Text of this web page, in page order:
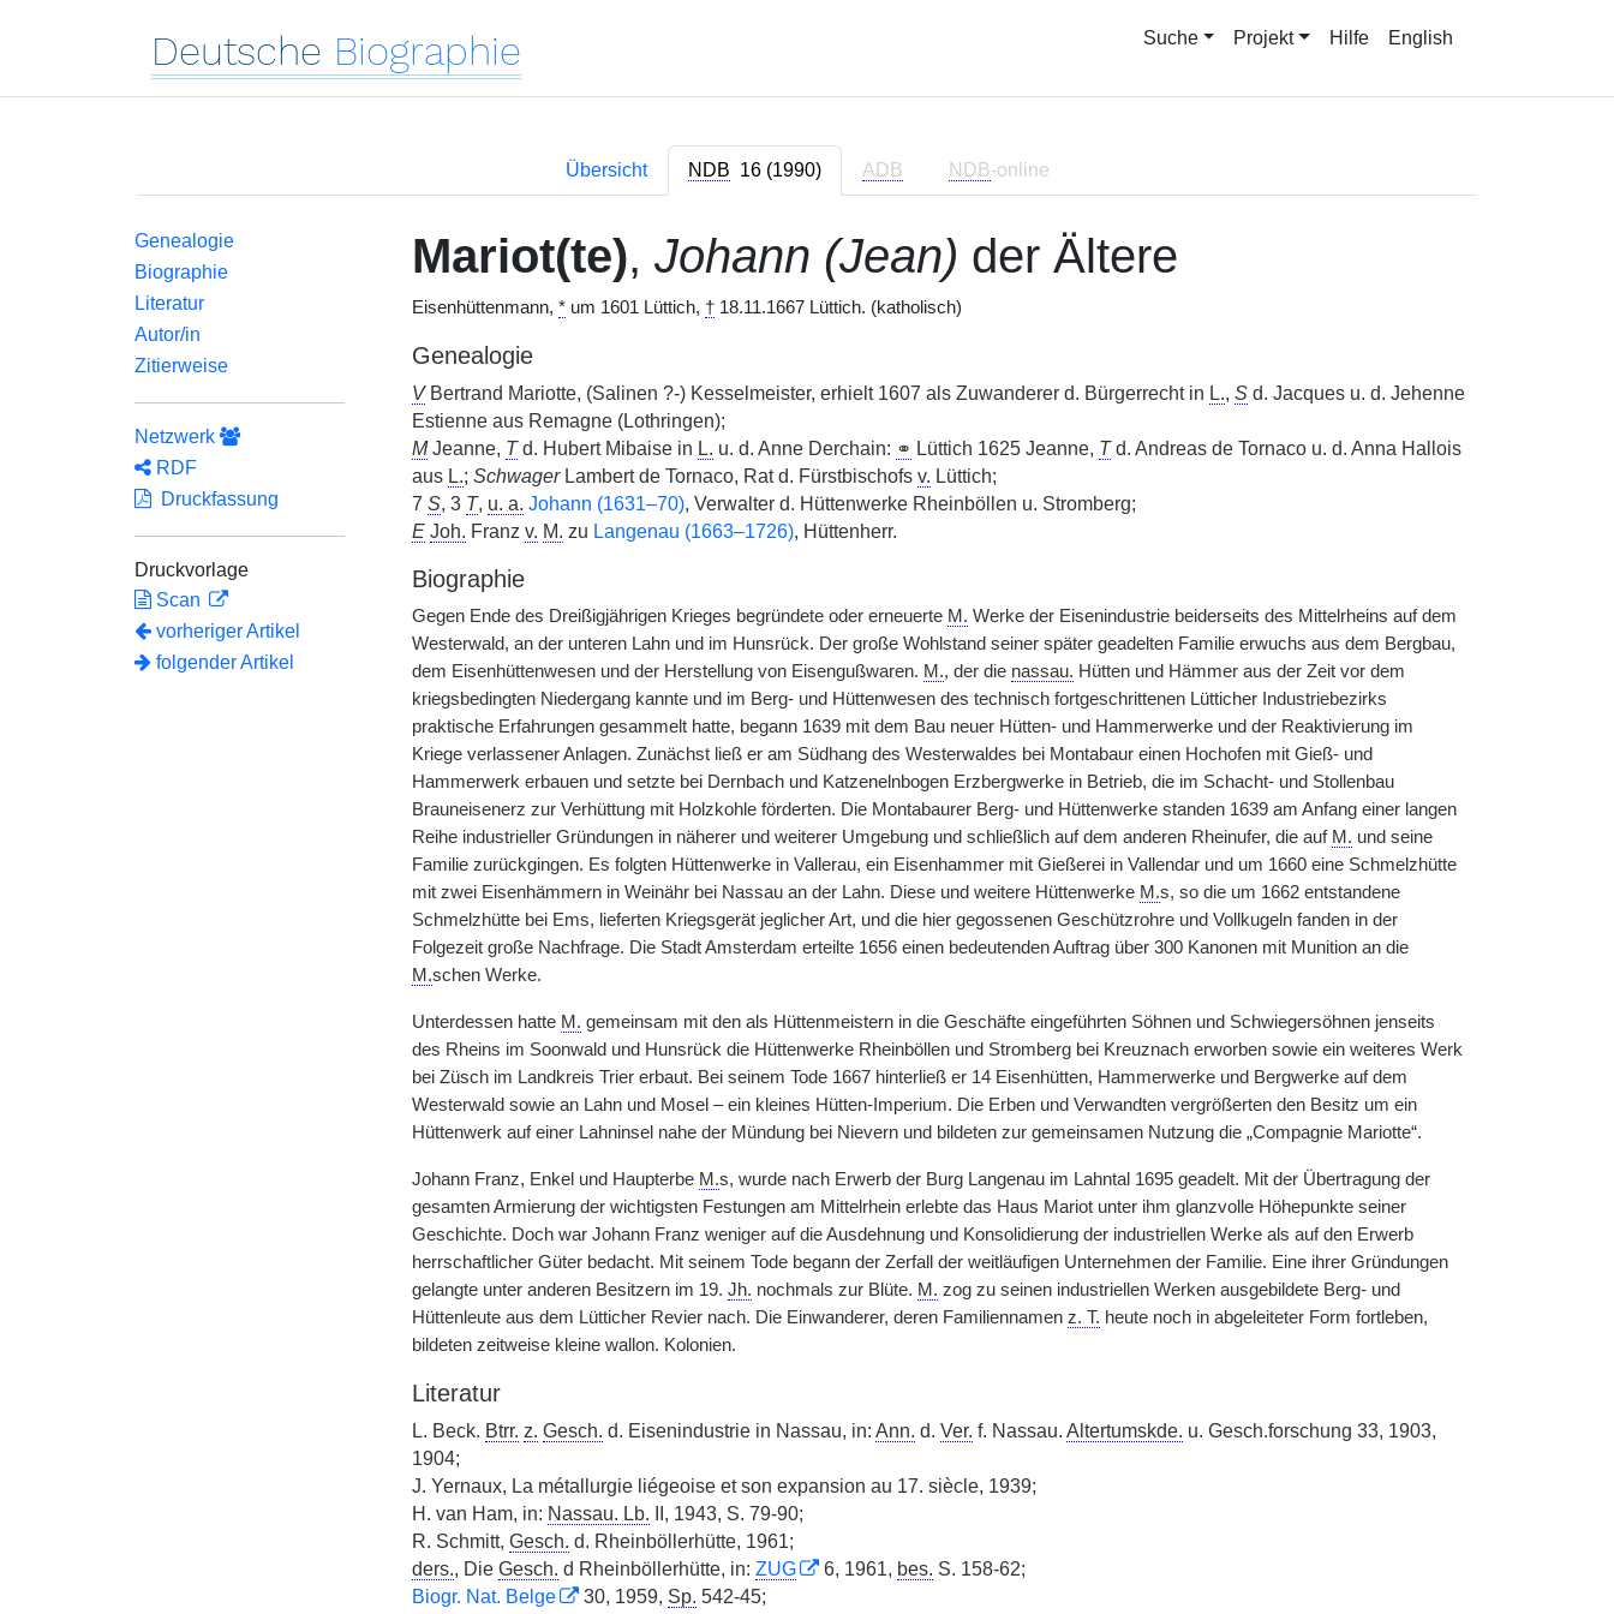
Deutsche Biographie Suche Projekt Hilfe English
Übersicht NDB 16 (1990) ADB NDB-online
Genealogie
Biographie
Literatur
Autor/in
Zitierweise
Netzwerk
RDF
Druckfassung
Druckvorlage
Scan
vorheriger Artikel
folgender Artikel
Mariot(te), Johann (Jean) der Ältere
Eisenhüttenmann, *um 1601 Lüttich, †18.11.1667 Lüttich. (katholisch)
Genealogie
VBertrand Mariotte, (Salinen ?-) Kesselmeister, erhielt 1607 als Zuwanderer d. Bürgerrecht in L., Sd. Jacques u. d. Jehenne
Estienne aus Remagne (Lothringen);
MJeanne, Td. Hubert Mibaise in L. u. d. Anne Derchain: ⚭ Lüttich 1625 Jeanne, Td. Andreas de Tornaco u. d. Anna Hallois
aus L.; SchwagerLambert de Tornaco, Rat d. Fürstbischofs v. Lüttich;
7 S, 3 T, u. a. Johann (1631–70), Verwalter d. Hüttenwerke Rheinböllen u. Stromberg;
E Joh. Franz v. M. zu Langenau (1663–1726), Hüttenherr.
Biographie
Gegen Ende des Dreißigjährigen Krieges begründete oder erneuerte M. Werke der Eisenindustrie beiderseits des Mittelrheins auf dem
Westerwald, an der unteren Lahn und im Hunsrück. Der große Wohlstand seiner später geadelten Familie erwuchs aus dem Bergbau,
dem Eisenhüttenwesen und der Herstellung von Eisengußwaren. M., der die nassau. Hütten und Hämmer aus der Zeit vor dem
kriegsbedingten Niedergang kannte und im Berg- und Hüttenwesen des technisch fortgeschrittenen Lütticher Industriebezirks
praktische Erfahrungen gesammelt hatte, begann 1639 mit dem Bau neuer Hütten- und Hammerwerke und der Reaktivierung im
Kriege verlassener Anlagen. Zunächst ließ er am Südhang des Westerwaldes bei Montabaur einen Hochofen mit Gieß- und
Hammerwerk erbauen und setzte bei Dernbach und Katzenelnbogen Erzbergwerke in Betrieb, die im Schacht- und Stollenbau
Brauneisenerz zur Verhüttung mit Holzkohle förderten. Die Montabaurer Berg- und Hüttenwerke standen 1639 am Anfang einer langen
Reihe industrieller Gründungen in näherer und weiterer Umgebung und schließlich auf dem anderen Rheinufer, die auf M. und seine
Familie zurückgingen. Es folgten Hüttenwerke in Vallerau, ein Eisenhammer mit Gießerei in Vallendar und um 1660 eine Schmelzhütte
mit zwei Eisenhämmern in Weinähr bei Nassau an der Lahn. Diese und weitere Hüttenwerke M.s, so die um 1662 entstandene
Schmelzhütte bei Ems, lieferten Kriegsgerät jeglicher Art, und die hier gegossenen Geschützrohre und Vollkugeln fanden in der
Folgezeit große Nachfrage. Die Stadt Amsterdam erteilte 1656 einen bedeutenden Auftrag über 300 Kanonen mit Munition an die
M.schen Werke.
Unterdessen hatte M. gemeinsam mit den als Hüttenmeistern in die Geschäfte eingeführten Söhnen und Schwiegersöhnen jenseits
des Rheins im Soonwald und Hunsrück die Hüttenwerke Rheinböllen und Stromberg bei Kreuznach erworben sowie ein weiteres Werk
bei Züsch im Landkreis Trier erbaut. Bei seinem Tode 1667 hinterließ er 14 Eisenhütten, Hammerwerke und Bergwerke auf dem
Westerwald sowie an Lahn und Mosel – ein kleines Hütten-Imperium. Die Erben und Verwandten vergrößerten den Besitz um ein
Hüttenwerk auf einer Lahninsel nahe der Mündung bei Nievern und bildeten zur gemeinsamen Nutzung die „Compagnie Mariotte“.
Johann Franz, Enkel und Haupterbe M.s, wurde nach Erwerb der Burg Langenau im Lahntal 1695 geadelt. Mit der Übertragung der
gesamten Armierung der wichtigsten Festungen am Mittelrhein erlebte das Haus Mariot unter ihm glanzvolle Höhepunkte seiner
Geschichte. Doch war Johann Franz weniger auf die Ausdehnung und Konsolidierung der industriellen Werke als auf den Erwerb
herrschaftlicher Güter bedacht. Mit seinem Tode begann der Zerfall der weitläufigen Unternehmen der Familie. Eine ihrer Gründungen
gelangte unter anderen Besitzern im 19. Jh. nochmals zur Blüte. M. zog zu seinen industriellen Werken ausgebildete Berg- und
Hüttenleute aus dem Lütticher Revier nach. Die Einwanderer, deren Familiennamen z. T. heute noch in abgeleiteter Form fortleben,
bildeten zeitweise kleine wallon. Kolonien.
Literatur
L. Beck. Btrr. z. Gesch. d. Eisenindustrie in Nassau, in: Ann. d. Ver. f. Nassau. Altertumskde. u. Gesch.forschung 33, 1903,
1904;
J. Yernaux, La métallurgie liégeoise et son expansion au 17. siècle, 1939;
H. van Ham, in: Nassau. Lb. II, 1943, S. 79-90;
R. Schmitt, Gesch. d. Rheinböllerhütte, 1961;
ders., Die Gesch. d Rheinböllerhütte, in: ZUG 6, 1961, bes. S. 158-62;
Biogr. Nat. Belge
30, 1959, Sp. 542-45;